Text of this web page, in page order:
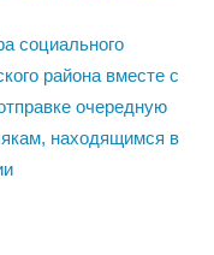
социального
района вместе с
очередную
находящимся в